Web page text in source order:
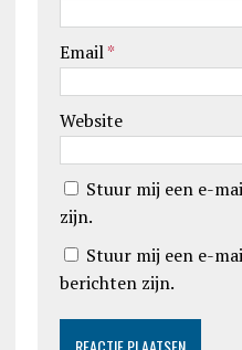
Email*
Website
Stuur mij een e-
zijn.
Stuur mij een e-
berichten zijn.